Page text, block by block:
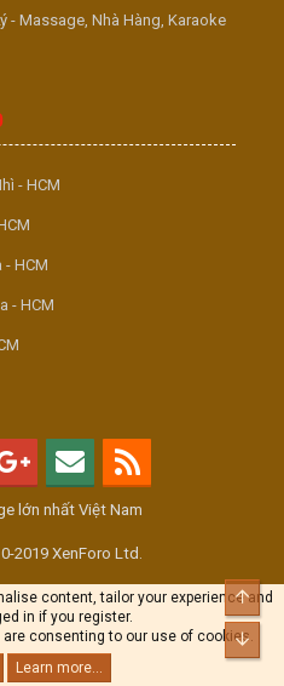
- Massage, Nhà Hàng, Karaoke
- HCM
- HCM
- HCM
lớn nhất Việt Nam
2019 XenForo Ltd.
content, tailor your experience and
in if you register.
consenting to our use of cookies.
Learn more...
Top